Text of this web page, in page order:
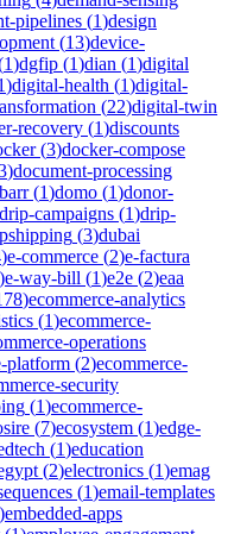
pipelines (1)design
(13)device-
1)dgfip (1)dian (1)digital
)digital-health (1)digital-
(22)digital-twin
recovery (1)discounts
(3)docker-compose
)document-processing
(1)domo (1)donor-
drip-campaigns (1)drip-
(3)dubai
)e-commerce (2)e-factura
)e-way-bill (1)e2e (2)eaa
)ecommerce-analytics
(1)ecommerce-
operations
platform (2)ecommerce-
security
(1)ecommerce-
(7)ecosystem (1)edge-
(1)education
(2)electronics (1)emag
(1)email-templates
)embedded-apps